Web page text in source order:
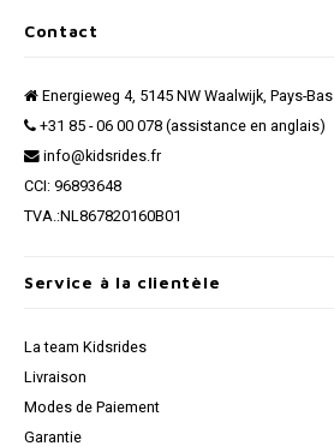
Contact
Energieweg 4, 5145 NW Waalwijk, Pays-Bas
+31 85 - 06 00 078 (assistance en anglais)
info@kidsrides.fr
CCI: 96893648
TVA.:NL867820160B01
Service à la clientèle
La team Kidsrides
Livraison
Modes de Paiement
Garantie